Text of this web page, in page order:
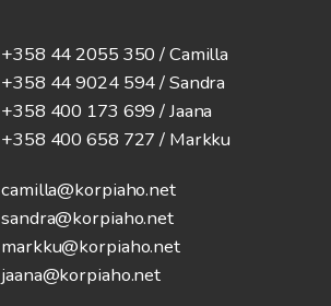
+358 44 2055 350 / Camilla
+358 44 9024 594/ Sandra
+358 400 173 699 / Jaana
+358 400 658 727 / Markku
camilla@korpiaho.net
sandra@korpiaho.net
markku@korpiaho.net
jaana@korpiaho.net